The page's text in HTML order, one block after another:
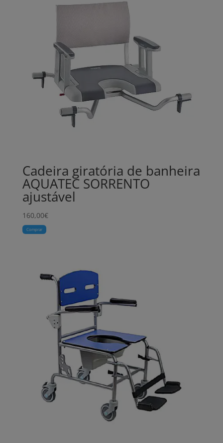
Cadeira giratória de banheira
AQUATEC SORRENTO
ajustável
160,00€
Comprar